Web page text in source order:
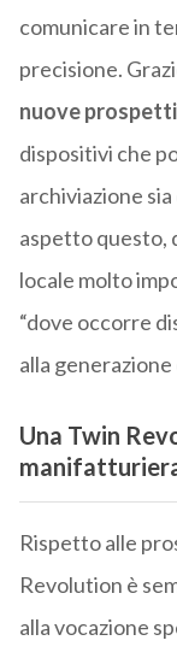
comunicare in
precisione.
nuove
dispositivi che
archiviazione sia
aspetto questo,
locale molto
“dove occorre
alla generazione
Una Twin
Rispetto alle
Revolution è
alla vocazione